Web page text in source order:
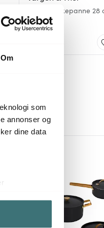
Om
som
annonser og
dine data
Brassa stekepanne 28
messing
1795 kr